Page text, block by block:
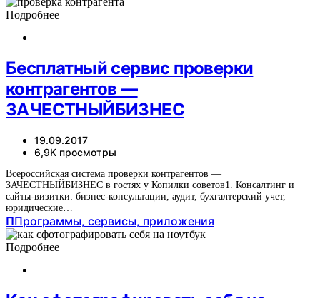
Подробнее
Бесплатный сервис проверки
контрагентов —
ЗАЧЕСТНЫЙБИЗНЕС
19.09.2017
6,9K просмотры
Всероссийская система проверки контрагентов —
ЗАЧЕСТНЫЙБИЗНЕС в гостях у Копилки советов1. Консалтинг и
сайты-визитки: бизнес-консультации, аудит, бухгалтерский учет,
юридические…
ППрограммы, сервисы, приложения
Подробнее